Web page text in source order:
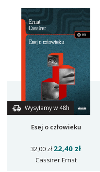
Wysyłamy w 48h
Esej o człowieku
32,00 zł 22,40 zł
Cassirer Ernst